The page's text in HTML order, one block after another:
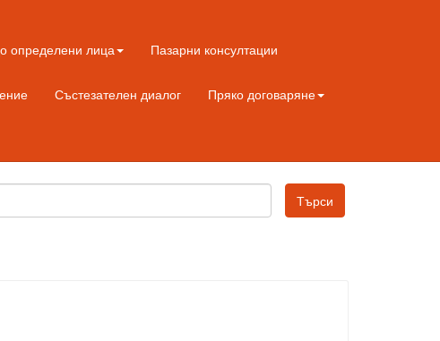
определени лица Пазарни консултации
Състезателен диалог Пряко договаряне